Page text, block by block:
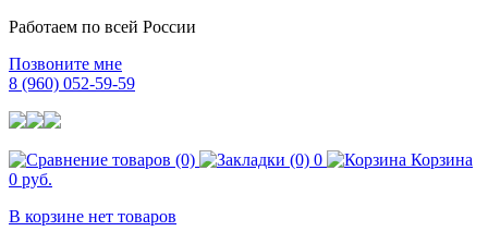
Работаем по всей России
Позвоните мне
8 (960) 052-59-59
0
Корзина
0 руб.
В корзине нет товаров